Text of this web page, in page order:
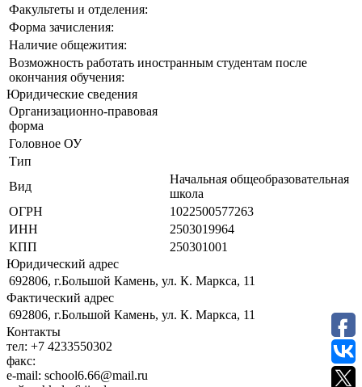
Факультеты и отделения:
Форма зачисления:
Наличие общежития:
Возможность работать иностранным студентам после
окончания обучения:
Юридические сведения
Организационно-правовая
форма
Головное ОУ
Тип
Вид
Начальная общеобразовательная
школа
ОГРН
1022500577263
ИНН
2503019964
КПП
250301001
Юридический адрес
692806, г.Большой Камень, ул. К. Маркса, 11
Фактический адрес
692806, г.Большой Камень, ул. К. Маркса, 11
Контакты
тел: +7 4233550302
факс:
e-mail: school6.66@mail.ru